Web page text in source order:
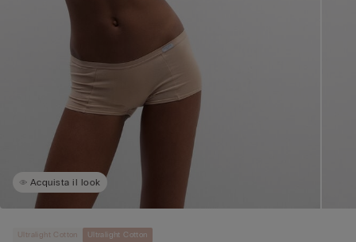
Acquista il look
Ultralight Cotton Ultralight Cotton